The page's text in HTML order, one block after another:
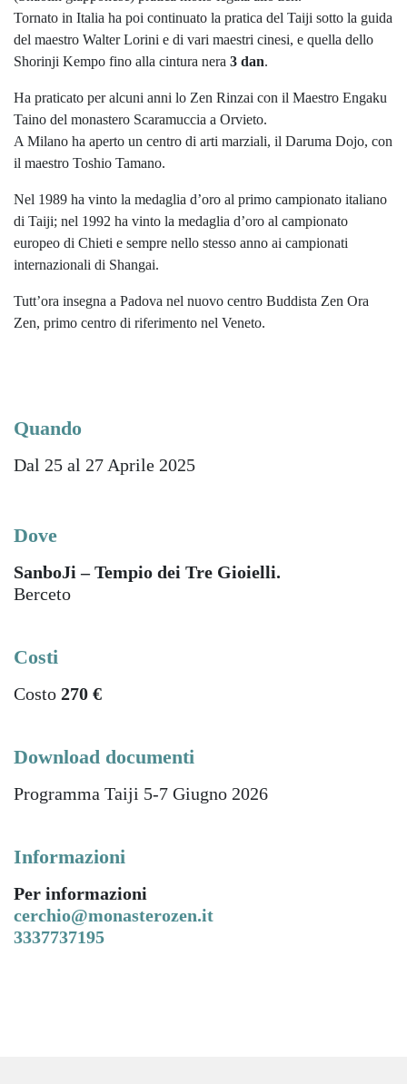
Tornato in Italia ha poi continuato la pratica del Taiji sotto la guida
del maestro Walter Lorini e di vari maestri cinesi, e quella dello
Shorinji Kempo fino alla cintura nera 3 dan.
Ha praticato per alcuni anni lo Zen Rinzai con il Maestro Engaku
Taino del monastero Scaramuccia a Orvieto.
A Milano ha aperto un centro di arti marziali, il Daruma Dojo, con
il maestro Toshio Tamano.
Nel 1989 ha vinto la medaglia d’oro al primo campionato italiano
di Taiji; nel 1992 ha vinto la medaglia d’oro al campionato
europeo di Chieti e sempre nello stesso anno ai campionati
internazionali di Shangai.
Tutt’ora insegna a Padova nel nuovo centro Buddista Zen Ora
Zen, primo centro di riferimento nel Veneto.
Quando
Dal 25 al 27 Aprile 2025
Dove
SanboJi – Tempio dei Tre Gioielli.
Berceto
Costi
Costo 270 €
Download documenti
Programma Taiji 5-7 Giugno 2026
Informazioni
Per informazioni
cerchio@monasterozen.it
3337737195